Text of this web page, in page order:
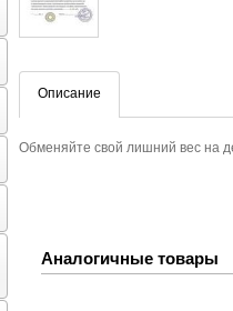
Описание
Обменяйте свой лишний вес на
Аналогичные товары